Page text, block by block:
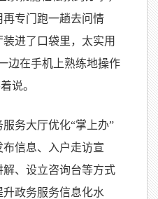
专门跑一趟去问情
进了口袋里，太实用
边在手机上熟练地操作
说。
务大厅优化“掌上办”
信息、入户走访宣
、设立咨询台等方式
政务服务信息化水